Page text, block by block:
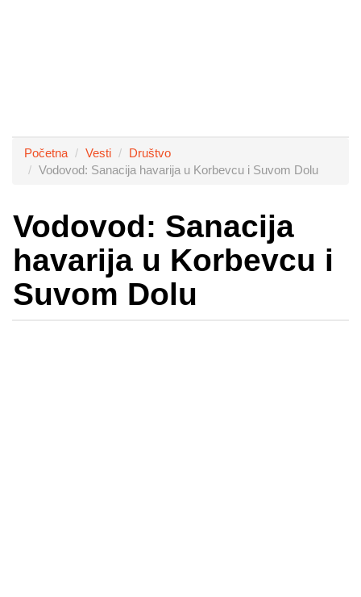
Početna Vesti
Društvo
Vodovod: Sanacija havarija u Korbevcu i Suvom Dolu
Vodovod: Sanacija
havarija u Korbevcu i
Suvom Dolu